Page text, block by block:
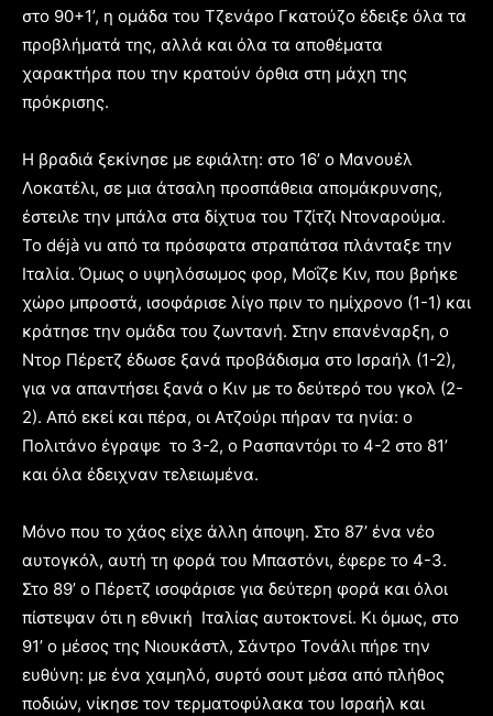
στο 90+1’, η ομάδα του Τζενάρο Γκατούζο έδειξε όλα τα
προβλήματά της, αλλά και όλα τα αποθέματα
χαρακτήρα που την κρατούν όρθια στη μάχη της
πρόκρισης.
Η βραδιά ξεκίνησε με εφιάλτη: στο 16’ ο Μανουέλ
Λοκατέλι, σε μια άτσαλη προσπάθεια απομάκρυνσης,
έστειλε την μπάλα στα δίχτυα του Τζίτζι Ντοναρούμα.
Το déjà vu από τα πρόσφατα στραπάτσα πλάνταξε την
Ιταλία. Όμως ο υψηλόσωμος φορ, Μοΐζε Κιν, που βρήκε
χώρο μπροστά, ισοφάρισε λίγο πριν το ημίχρονο (1-1) και
κράτησε την ομάδα του ζωντανή. Στην επανέναρξη, ο
Ντορ Πέρετζ έδωσε ξανά προβάδισμα στο Ισραήλ (1-2),
για να απαντήσει ξανά ο Κιν με το δεύτερό του γκολ (2-
2). Από εκεί και πέρα, οι Ατζούρι πήραν τα ηνία: ο
Πολιτάνο έγραψε το 3-2, ο Ρασπαντόρι το 4-2 στο 81’
και όλα έδειχναν τελειωμένα.
Μόνο που το χάος είχε άλλη άποψη. Στο 87’ ένα νέο
αυτογκόλ, αυτή τη φορά του Μπαστόνι, έφερε το 4-3.
Στο 89’ ο Πέρετζ ισοφάρισε για δεύτερη φορά και όλοι
πίστεψαν ότι η εθνική Ιταλίας αυτοκτονεί. Κι όμως, στο
91’ ο μέσος της Νιουκάστλ, Σάντρο Τονάλι πήρε την
ευθύνη: με ένα χαμηλό, συρτό σουτ μέσα από πλήθος
ποδιών, νίκησε τον τερματοφύλακα του Ισραήλ και